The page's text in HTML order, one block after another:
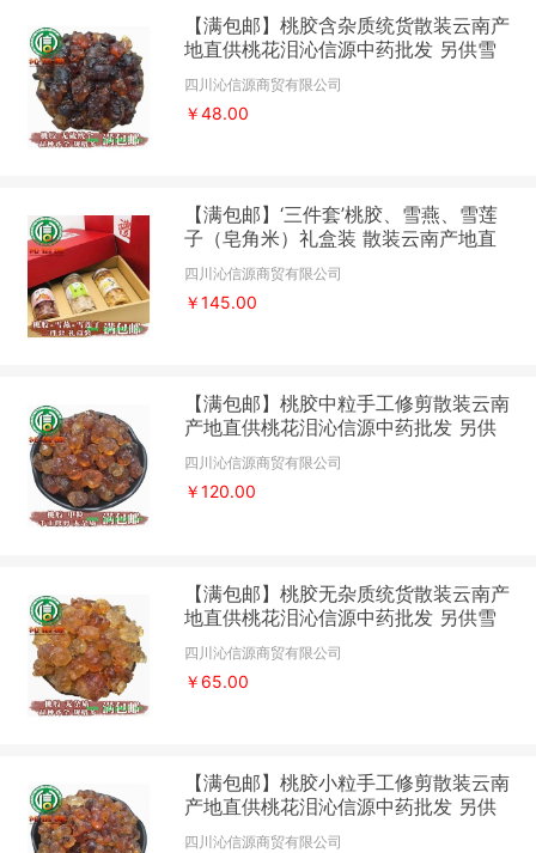
【满包邮】桃胶含杂质统货散装云南产
地直供桃花泪沁信源中药批发 另供雪
燕、雪莲子（皂角米）
四川沁信源商贸有限公司
￥48.00
【满包邮】‘三件套’桃胶、雪燕、雪莲
子（皂角米）礼盒装 散装云南产地直
供沁信源中药批发
四川沁信源商贸有限公司
￥145.00
【满包邮】桃胶中粒手工修剪散装云南
产地直供桃花泪沁信源中药批发 另供
雪燕、雪莲子（皂角米）
四川沁信源商贸有限公司
￥120.00
【满包邮】桃胶无杂质统货散装云南产
地直供桃花泪沁信源中药批发 另供雪
燕、雪莲子（皂角米）
四川沁信源商贸有限公司
￥65.00
【满包邮】桃胶小粒手工修剪散装云南
产地直供桃花泪沁信源中药批发 另供
雪燕、雪莲子（皂角米）
四川沁信源商贸有限公司